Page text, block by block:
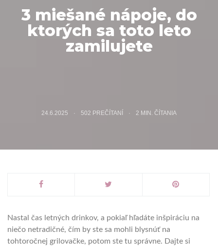
3 miešané nápoje, do
ktorých sa toto leto
zamilujete
24.6.2025 502 PREČÍTANÍ 2 MIN. ČÍTANIA
Nastal čas letných drinkov, a pokiaľ hľadáte inšpiráciu na
niečo netradičné, čím by ste sa mohli blysnúť na
tohtoročnej grilovačke, potom ste tu správne. Dajte si